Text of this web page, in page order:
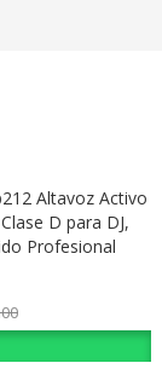
Altavoz Activo
D para DJ,
Profesional